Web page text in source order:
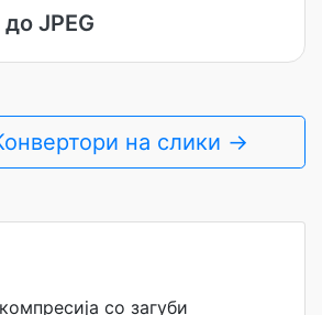
JPEG
на слики →
со загуби